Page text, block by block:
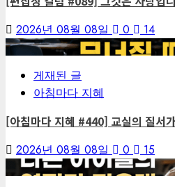
2026년 08월 08일 0
14
3
게재된 글
아침마다 지혜
[아침마다 지혜 #440] 교실의 질서
2026년 08월 08일 0
15